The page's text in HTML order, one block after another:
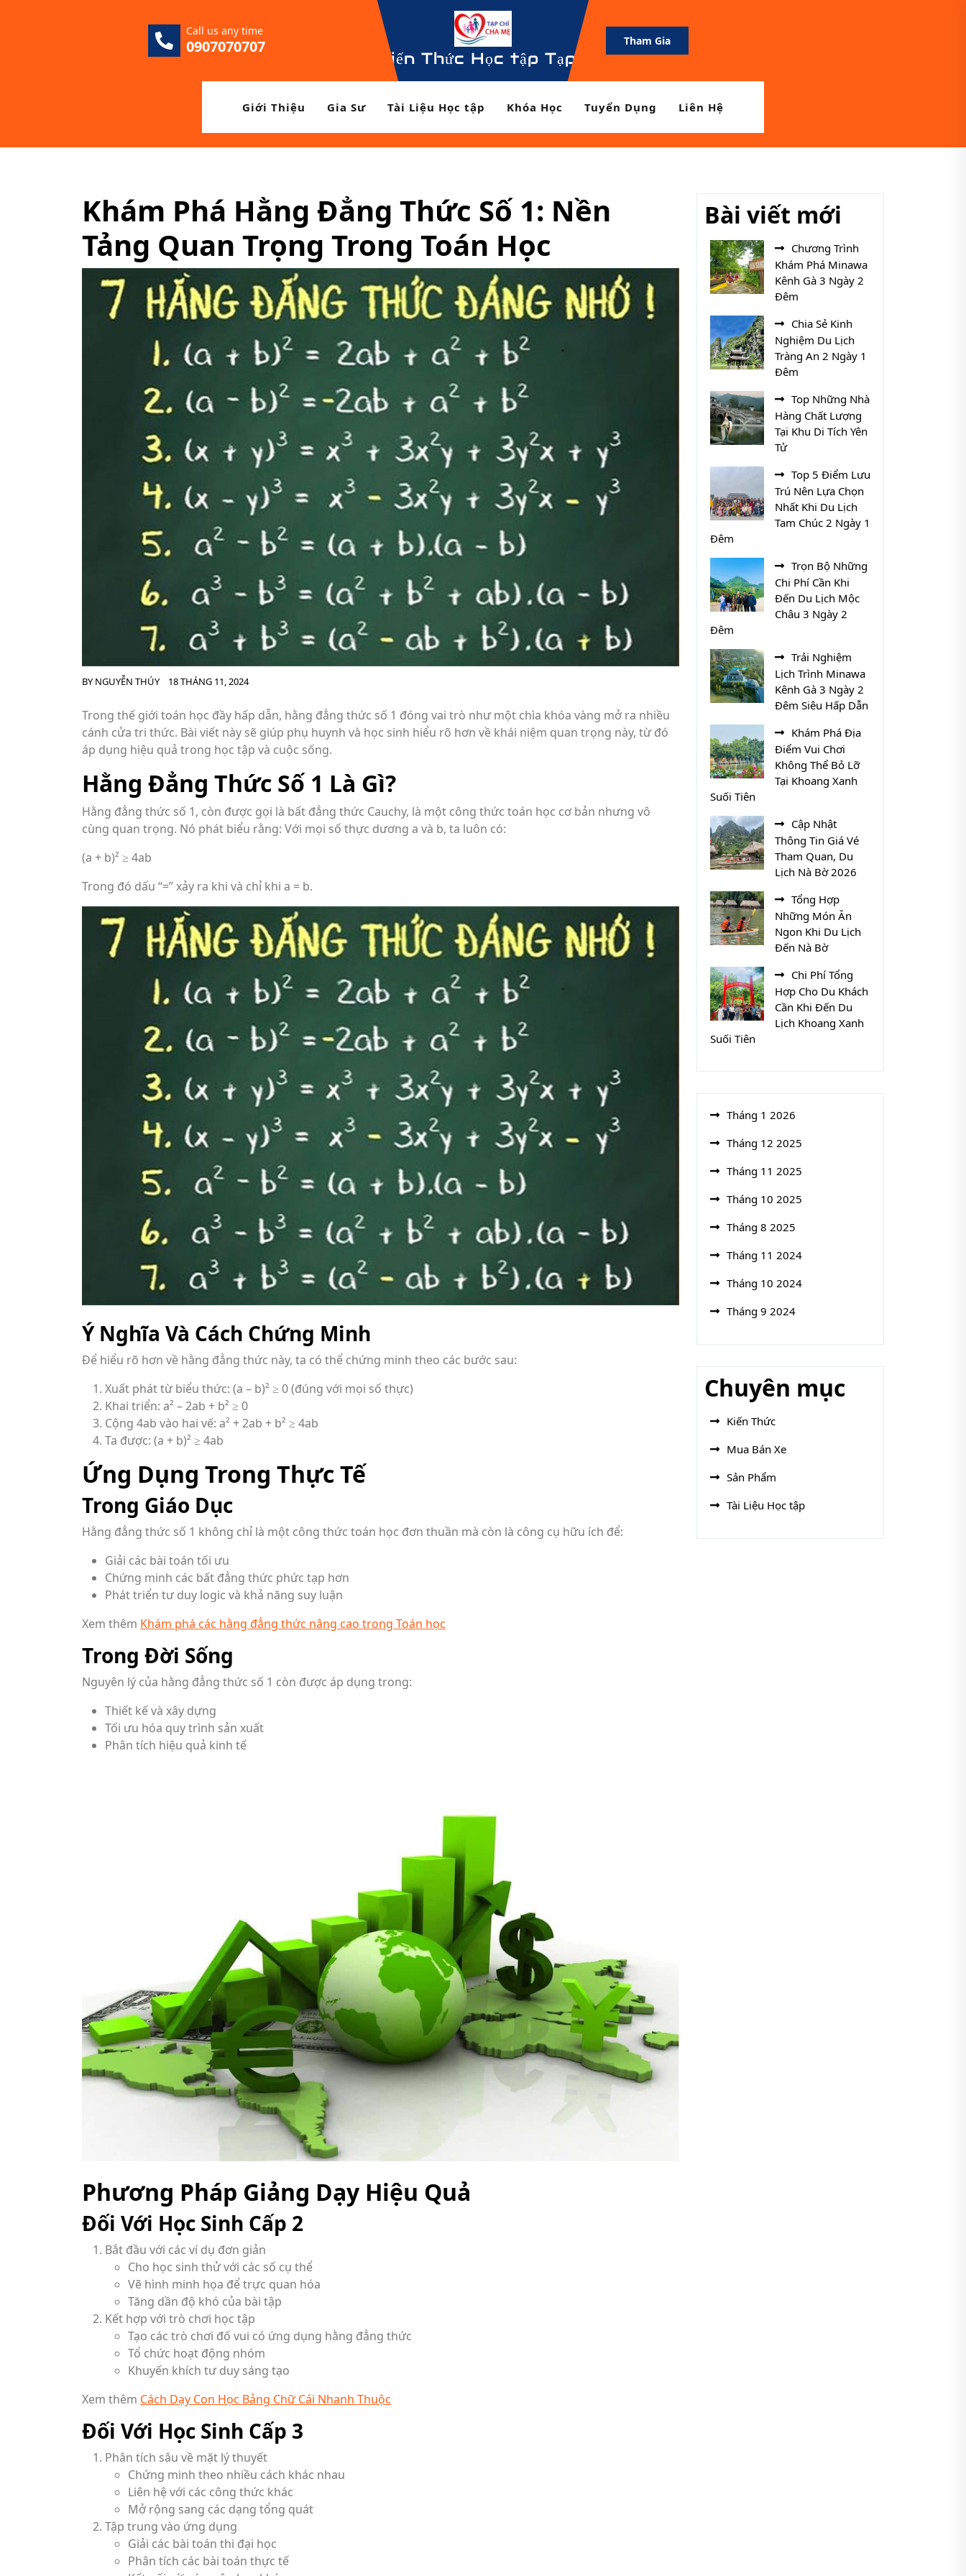
Call us any time
0907070707
Kiến Thức Học tập Tạp Chí Cha Mẹ
Tham Gia
Giới Thiệu Gia Sư Tài Liệu Học tập Khóa Học Tuyển Dụng Liên Hệ
Khám Phá Hằng Đẳng Thức Số 1: Nền
Tảng Quan Trọng Trong Toán Học
BYNGUYỄN THÚY 18 THÁNG 11, 2024
Trong thế giới toán học đầy hấp dẫn, hằng đẳng thức số 1 đóng vai trò như một chìa khóa vàng mở ra nhiều
cánh cửa tri thức. Bài viết này sẽ giúp phụ huynh và học sinh hiểu rõ hơn về khái niệm quan trọng này, từ đó
áp dụng hiệu quả trong học tập và cuộc sống.
Hằng Đẳng Thức Số 1 Là Gì?
Hằng đẳng thức số 1, còn được gọi là bất đẳng thức Cauchy, là một công thức toán học cơ bản nhưng vô
cùng quan trọng. Nó phát biểu rằng: Với mọi số thực dương a và b, ta luôn có:
(a + b)² ≥ 4ab
Trong đó dấu “=” xảy ra khi và chỉ khi a = b.
Ý Nghĩa Và Cách Chứng Minh
Để hiểu rõ hơn về hằng đẳng thức này, ta có thể chứng minh theo các bước sau:
Xuất phát từ biểu thức: (a – b)² ≥ 0 (đúng với mọi số thực)
Khai triển: a² – 2ab + b² ≥ 0
Cộng 4ab vào hai vế: a² + 2ab + b² ≥ 4ab
Ta được: (a + b)² ≥ 4ab
Ứng Dụng Trong Thực Tế
Trong Giáo Dục
Hằng đẳng thức số 1 không chỉ là một công thức toán học đơn thuần mà còn là công cụ hữu ích để:
Giải các bài toán tối ưu
Chứng minh các bất đẳng thức phức tạp hơn
Phát triển tư duy logic và khả năng suy luận
Xem thêm Khám phá các hằng đẳng thức nâng cao trong Toán học
Trong Đời Sống
Nguyên lý của hằng đẳng thức số 1 còn được áp dụng trong:
Thiết kế và xây dựng
Tối ưu hóa quy trình sản xuất
Phân tích hiệu quả kinh tế
Phương Pháp Giảng Dạy Hiệu Quả
Đối Với Học Sinh Cấp 2
Bắt đầu với các ví dụ đơn giản
Cho học sinh thử với các số cụ thể
Vẽ hình minh họa để trực quan hóa
Tăng dần độ khó của bài tập
Kết hợp với trò chơi học tập
Tạo các trò chơi đố vui có ứng dụng hằng đẳng thức
Tổ chức hoạt động nhóm
Khuyến khích tư duy sáng tạo
Xem thêm Cách Dạy Con Học Bảng Chữ Cái Nhanh Thuộc
Đối Với Học Sinh Cấp 3
Phân tích sâu về mặt lý thuyết
Chứng minh theo nhiều cách khác nhau
Liên hệ với các công thức khác
Mở rộng sang các dạng tổng quát
Tập trung vào ứng dụng
Giải các bài toán thi đại học
Phân tích các bài toán thực tế
Bài viết mới
Chương Trình
Khám Phá Minawa
Kênh Gà 3 Ngày 2
Đêm
Chia Sẻ Kinh
Nghiệm Du Lịch
Tràng An 2 Ngày 1
Đêm
Top Những Nhà
Hàng Chất Lượng
Tại Khu Di Tích Yên
Tử
Top 5 Điểm Lưu
Trú Nên Lựa Chọn
Nhất Khi Du Lịch
Tam Chúc 2 Ngày 1
Đêm
Trọn Bộ Những
Chi Phí Cần Khi
Đến Du Lịch Mộc
Châu 3 Ngày 2
Đêm
Trải Nghiệm
Lịch Trình Minawa
Kênh Gà 3 Ngày 2
Đêm Siêu Hấp Dẫn
Khám Phá Địa
Điểm Vui Chơi
Không Thể Bỏ Lỡ
Tại Khoang Xanh
Suối Tiên
Cập Nhật
Thông Tin Giá Vé
Tham Quan, Du
Lịch Nà Bờ 2026
Tổng Hợp
Những Món Ăn
Ngon Khi Du Lịch
Đến Nà Bờ
Chi Phí Tổng
Hợp Cho Du Khách
Cần Khi Đến Du
Lịch Khoang Xanh
Suối Tiên
Tháng 1 2026
Tháng 12 2025
Tháng 11 2025
Tháng 10 2025
Tháng 8 2025
Tháng 11 2024
Tháng 10 2024
Tháng 9 2024
Chuyên mục
Kiến Thức
Mua Bán Xe
Sản Phẩm
Tài Liệu Học tập